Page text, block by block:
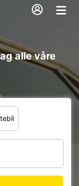
alle våre